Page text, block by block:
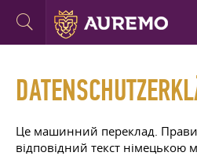
Це машинний переклад.
відповідний текст німецькою